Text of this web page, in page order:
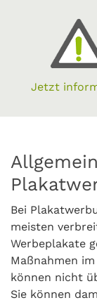
Jetzt
Bei
meisten
Werbeplakate
Maßnahmen
können nicht
Sie können